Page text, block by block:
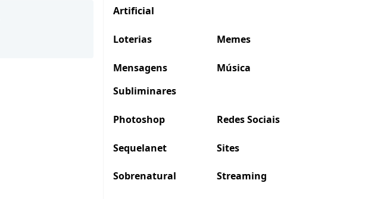
Artificial
Loterias Memes
Mensagens
Subliminares
Música
Photoshop Redes Sociais
Sequelanet Sites
Sobrenatural Streaming